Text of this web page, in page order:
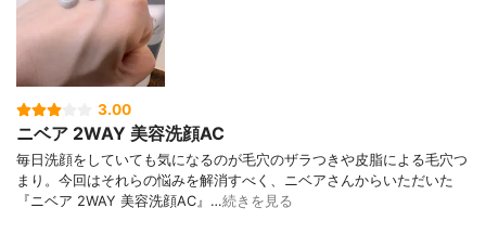
3.00
ニベア 2WAY 美容洗顔AC
毎日洗顔をしていても気になるのが毛穴のザラつきや皮脂による毛穴つ
まり。今回はそれらの悩みを解消すべく、ニベアさんからいただいた
『ニベア 2WAY 美容洗顔AC』…続きを見る